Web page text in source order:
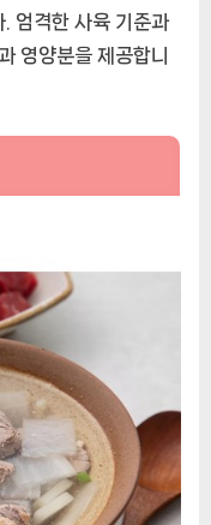
품
엄격한 사육 기준과
영양분을 제공합니